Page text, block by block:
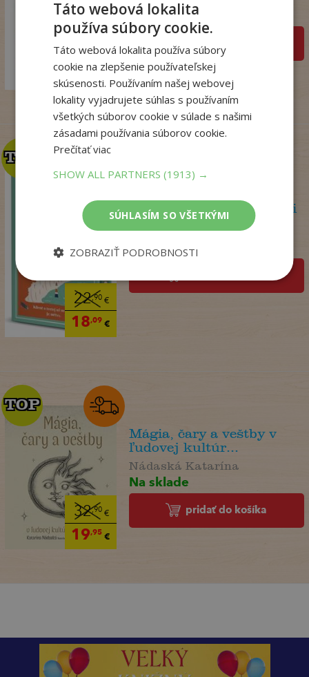
18,99€
14,98
Na sklade
22,90€
18,09€
TOP
TOP
Psychoterapeutka v akcii
Na sklade
32,90€
19,95€
TOP
TOP
Mágia, čary a veštby v
ľudovej kultúr...
Nádaská Katarína
Na sklade
pridať do košíka
Táto webová lokalita
používa súbory cookie.
Táto webová lokalita používa súbory
cookie na zlepšenie používateľskej
skúsenosti. Používaním našej webovej
lokality vyjadrujete súhlas s používaním
všetkých súborov cookie v súlade s našimi
zásadami používania súborov cookie.
Prečítať viac
SHOW ALL PARTNERS(1913) →
SÚHLASÍM SO VŠETKÝMI
ZOBRAZIŤ PODROBNOSTI